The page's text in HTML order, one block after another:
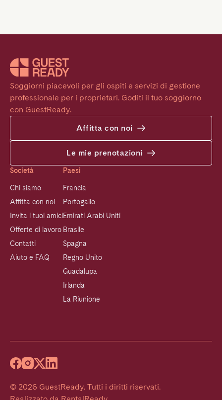
Soggiorni piacevoli per gli ospiti e servizi di gestione
professionale per i proprietari. Goditi il tuo soggiorno
con GuestReady.
Affitta con noi
Le mie prenotazioni
Società
Chi siamo
Affitta con noi
Invita i tuoi amici
Offerte di lavoro
Contatti
Aiuto e FAQ
Paesi
Francia
Portogallo
Emirati Arabi Uniti
Brasile
Spagna
Regno Unito
Guadalupa
Irlanda
La Riunione
© 2026 GuestReady. Tutti i diritti riservati.